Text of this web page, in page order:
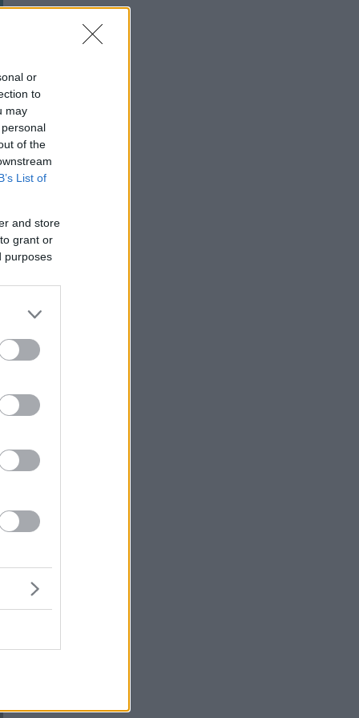
or
to
may
of the
List of
and store
grant or
purposes